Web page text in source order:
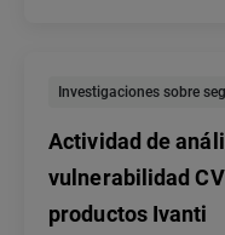
Investigaciones sobre
Actividad de
vulnerabilidad
productos Ivanti